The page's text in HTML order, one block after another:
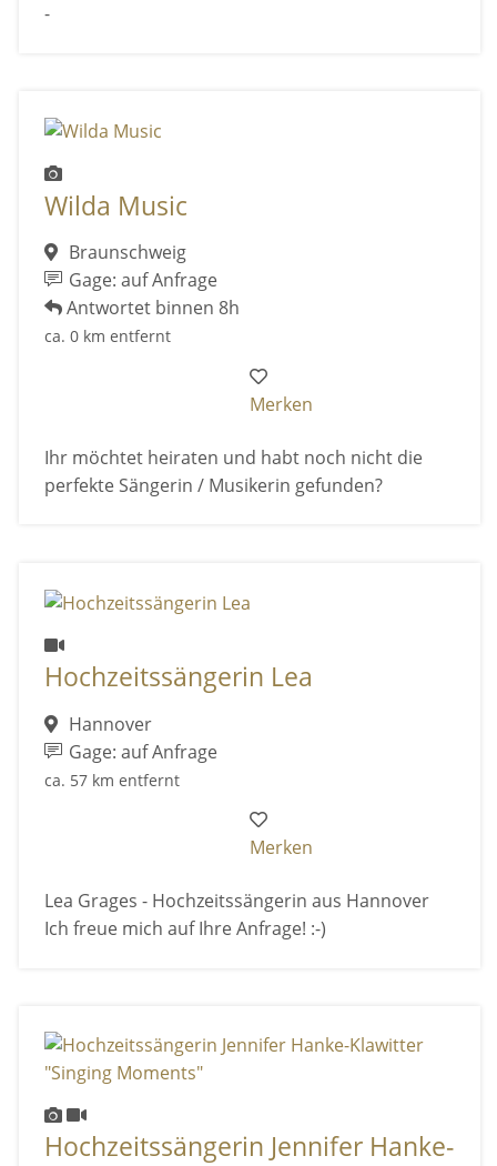
-
Wilda Music
Braunschweig
Gage: auf Anfrage
Antwortet binnen 8h
ca. 0 km entfernt
Merken
Ihr möchtet heiraten und habt noch nicht die
perfekte Sängerin / Musikerin gefunden?
Hochzeitssängerin Lea
Hannover
Gage: auf Anfrage
ca. 57 km entfernt
Merken
Lea Grages - Hochzeitssängerin aus Hannover
Ich freue mich auf Ihre Anfrage! :-)
Hochzeitssängerin Jennifer Hanke-